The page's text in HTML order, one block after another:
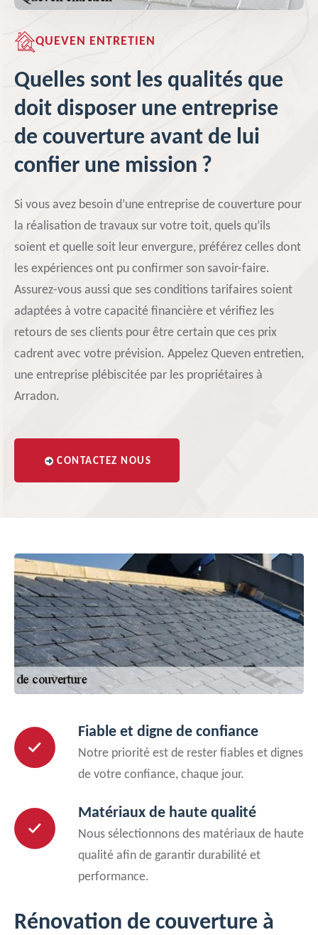
QUEVEN ENTRETIEN
Quelles sont les qualités que
doit disposer une entreprise
de couverture avant de lui
confier une mission ?
Si vous avez besoin d’une entreprise de couverture pour
la réalisation de travaux sur votre toit, quels qu’ils
soient et quelle soit leur envergure, préférez celles dont
les expériences ont pu confirmer son savoir-faire.
Assurez-vous aussi que ses conditions tarifaires soient
adaptées à votre capacité financière et vérifiez les
retours de ses clients pour être certain que ces prix
cadrent avec votre prévision. Appelez Queven entretien,
une entreprise plébiscitée par les propriétaires à
Arradon.
CONTACTEZ NOUS
Fiable et digne de confiance
Notre priorité est de rester fiables et dignes
de votre confiance, chaque jour.
Matériaux de haute qualité
Nous sélectionnons des matériaux de haute
qualité afin de garantir durabilité et
performance.
Rénovation de couverture à